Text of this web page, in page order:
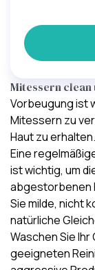
Mitessern
Vorbeugung ist
Mitessern zu
Haut zu erhalten.
Eine
ist wichtig, um
abgestorbenen
Sie milde, nicht
natürliche
Waschen Sie
geeigneten